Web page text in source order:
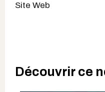
Site Web
Découvrir ce